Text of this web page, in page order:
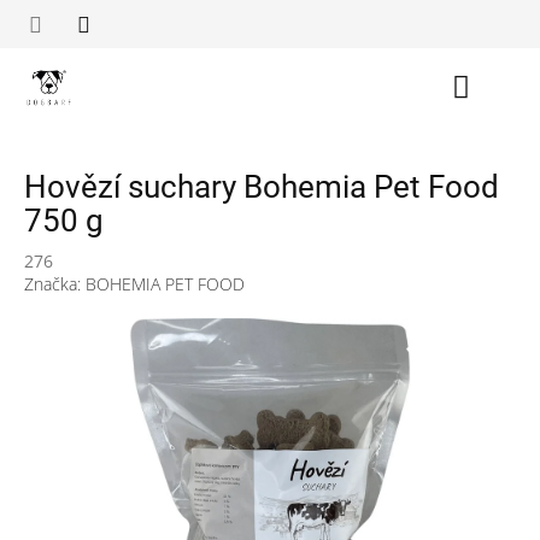
Hovězí suchary Bohemia Pet Food
750 g
276
Značka: BOHEMIA PET FOOD